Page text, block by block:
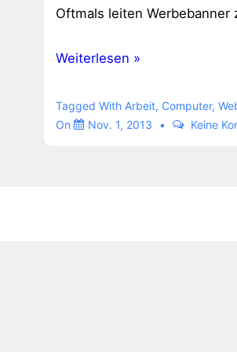
Oftmals leiten Werbebanner
Lexikon
Weiterlesen »
Tagged With Arbeit, Computer,
On
Nov. 1, 2013 Keine